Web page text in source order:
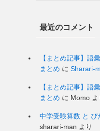
最近のコメント
【まとめ記事】
まとめ に Sharari-
【まとめ記事】
まとめ に Momo よ
中学受験算数 と
sharari-man より